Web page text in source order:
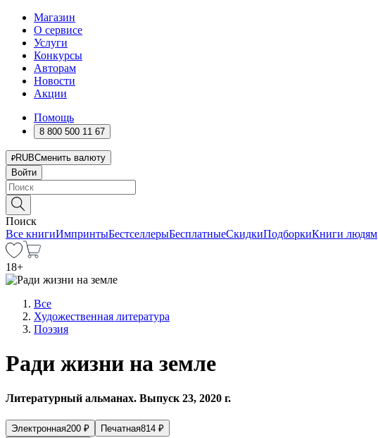
Магазин
О сервисе
Услуги
Конкурсы
Авторам
Новости
Акции
Помощь
8 800 500 11 67
RUBСменить валюту
Войти
Поиск
Все книгиИмпринтыБестселлерыБесплатныеСкидкиПодборкиКниги людям
18+
Все
Художественная литература
Поэзия
Ради жизни на земле
Литературный альманах. Выпуск 23, 2020 г.
Электронная200 ₽ Печатная814 ₽